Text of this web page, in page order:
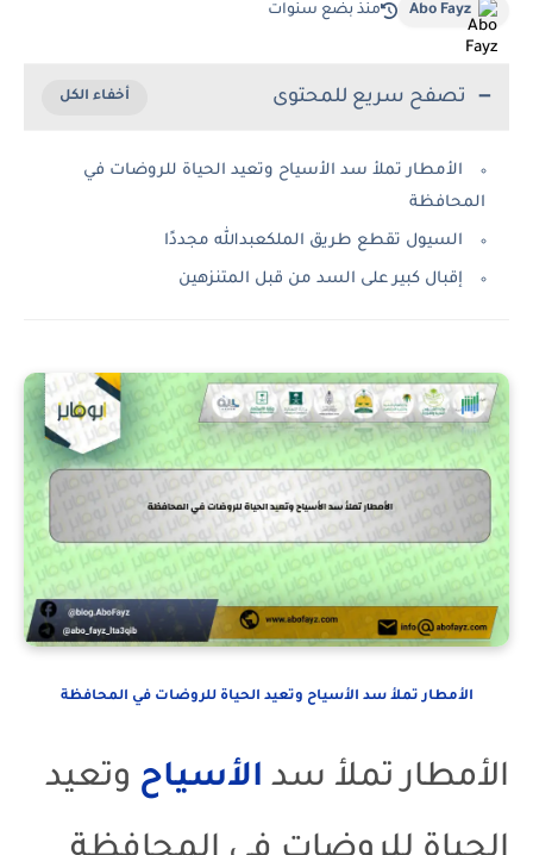
Abo Fayz منذ بضع سنوات
تصفح سريع للمحتوى
الأمطار تملأ سد الأسياح وتعيد الحياة للروضات في
المحافظة
السيول تقطع طريق الملكعبدالله مجددًا
إقبال كبير على السد من قبل المتنزهين
الأمطار تملأ سد الأسياح وتعيد الحياة للروضات في المحافظة
الأمطار تملأ سد الأسياح وتعيد